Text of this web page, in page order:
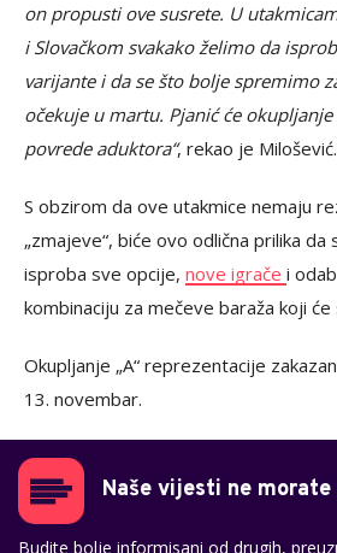
on propusti ove susrete. U
i Slovačkom svakako želimo da
varijante i da se što bolje spremimo
očekuje u martu. Pjanić će
povrede aduktora“, rekao je Milošević.
S obzirom da ove utakmice nemaju
„zmajeve“, biće ovo odlična prilika
isproba sve opcije, nove igrače i
kombinaciju za mečeve baraža koji
Okupljanje „A“ reprezentacije
13. novembar.
Naše vijesti ne
Budite bolje informisani od drugih,